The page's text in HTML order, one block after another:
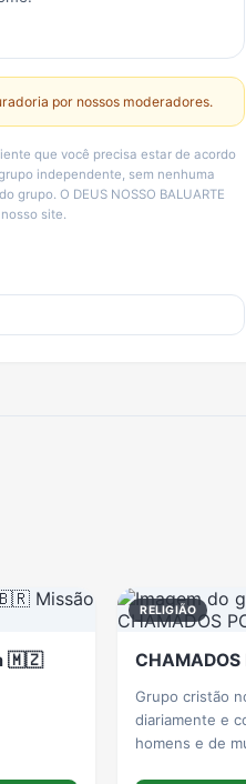
por nossos moderadores.
que você precisa estar de acordo
independente, sem nenhuma
O DEUS NOSSO BALUARTE
site.
🇲🇿
RELIGIÃO
CHAMADOS
Grupo cristão
diariamente e
homens e de